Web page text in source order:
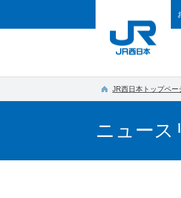
JR西日本トップペー
ニュース